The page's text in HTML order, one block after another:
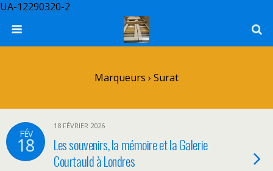
UA-12290320-2
Marqueurs › Surat
FÉV
18
18 FÉVRIER 2026
Les souvenirs, la mémoire et la Galerie
Courtauld à Londres